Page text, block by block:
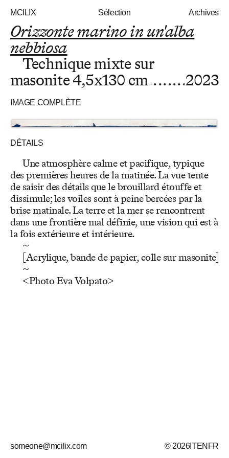
MCILIX Sélection Archives
Orizzonte marino in un'alba
nebbiosa
Technique mixte sur
masonite4,5x130 cm 2023
IMAGE COMPLÈTE
DÉTAILS
Une atmosphère calme et pacifique, typique
des premières heures de la matinée. La vue tente
de saisir des détails que le brouillard étouffe et
dissimule; les voiles sont à peine bercées par la
brise matinale. La terre et la mer se rencontrent
dans une frontière mal définie, une vision qui est à
la fois extérieure et intérieure.
~
[Acrylique, bande de papier, colle sur masonite]
~
<Photo Eva Volpato>
someone@mcilix.com © 2026ITEN FR